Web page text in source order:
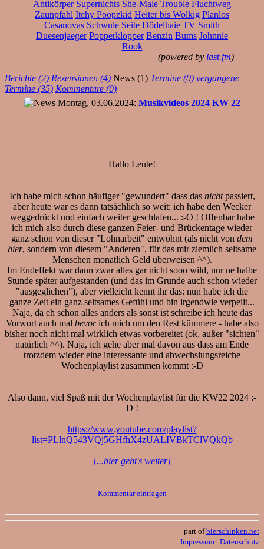
Antikörper Supernichts She-Male Trouble Fluchtweg
Zaunpfahl Itchy Poopzkid Heiter bis Wolkig Planlos
Casanovas Schwule Seite Dödelhaie TV Smith
Duesenjaeger Popperklopper Benzin Bums Johnnie
Rook
(powered by last.fm)
Berichte (2) Rezensionen (4) News (1) Termine (0) vergangene
Termine (35) Kommentare (0)
Montag, 03.06.2024: Musikvideos 2024 KW 22
Hallo Leute!
Ich habe mich schon häufiger "gewundert" dass das nichtpassiert,
aber heute war es dann tatsächlich so weit: ich habe den Wecker
weggedrückt und einfach weiter geschlafen... :-O ! Offenbar habe
ich mich also durch diese ganzen Feier- und Brückentage wieder
ganz schön von dieser "Lohnarbeit" entwöhnt (als nicht von dem
hier, sondern von diesem "Anderen", für das mir ziemlich seltsame
Menschen monatlich Geld überweisen ^^).
Im Endeffekt war dann zwar alles gar nicht sooo wild, nur ne halbe
Stunde später aufgestanden (und das im Grunde auch schon wieder
"ausgeglichen"), aber vielleicht kennt ihr das: nun habe ich die
ganze Zeit ein ganz seltsames Gefühl und bin irgendwie verpeilt...
Naja, da eh schon alles anders als sonst ist schreibe ich heute das
Vorwort auch mal bevorich mich um den Rest kümmere - habe also
bisher noch nicht mal wirklich etwas vorbereitet (ok, außer "sichten"
natürlich ^^). Naja, ich gehe aber mal davon aus dass am Ende
trotzdem wieder eine interessante und abwechslungsreiche
Wochenplaylist zusammen kommt :-D
Also dann, viel Spaß mit der Wochenplaylist für die KW22 2024 :-
D !
https://www.youtube.com/playlist?
list=PLlnQ543VQj5GHfhX4zUALIVBkTClVQkQb
[...hier geht's weiter]
Kommentar eintragen
part ofbierschinken.net
Impressum | Datenschutz